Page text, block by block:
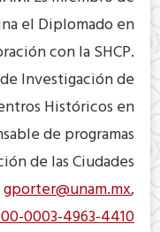
el Diplomado en
con la SHCP.
Investigación de
Históricos en
de programas
de las Ciudades
gporter@unam.mx,
0003-4963-4410